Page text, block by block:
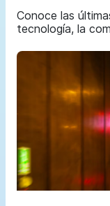
Conoce las
tecnología, la